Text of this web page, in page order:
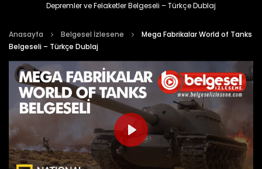
Depremler ve Felaketler Belgeseli – Türkçe Dublaj
Anasayfa Belgesel İzlesene
Mega Fabrikalar World of Tanks
Belgeseli – Türkçe Dublaj
PLAY